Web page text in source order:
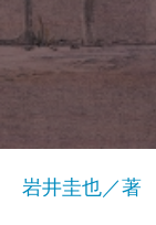
岩井圭也／著